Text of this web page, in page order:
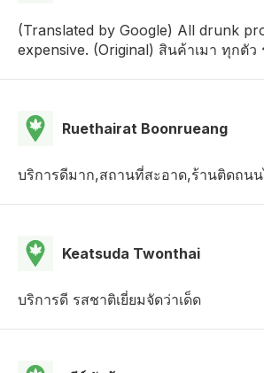
(Translated by Google) All drunk
expensive. (Original) สินค้าเมา ทุกตัว
Ruethairat Boonrueang
บริการดีมาก,สถานที่สะอาด,ร้านติดถน
Keatsuda Twonthai
บริการดี รสชาติเยี่ยมจัดว่าเด็ด